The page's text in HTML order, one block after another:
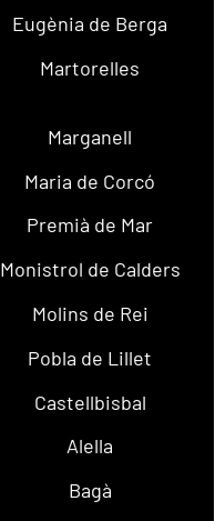
Eugènia de Berga
Martorelles
Marganell
Maria de Corcó
Premià de Mar
Monistrol de Calders
Molins de Rei
Pobla de Lillet
Castellbisbal
Alella
Bagà